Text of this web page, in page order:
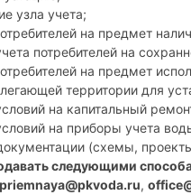
узла учета;
на предмет
потребителей на
на предмет
территории для
на капитальный
на приборы учета
(схемы,
следующими
priemnaya@pkvoda.ru,